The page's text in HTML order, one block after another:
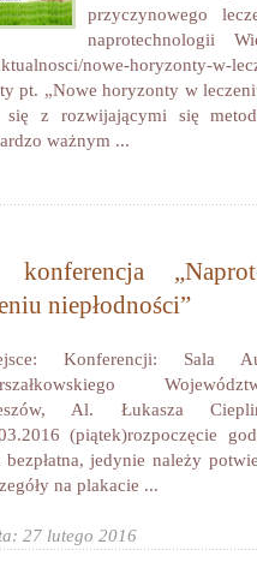
przyczynowego
naprotechnologii
nowe-horyzonty-w-
pt. „Nowe horyzonty w
się z rozwijającymi się
ważnym ...
konferencja
niepłodności”
Konferencji: Sala
Al. Łukasza
(piątek)rozpoczęcie
bezpłatna, jedynie należy
na plakacie ...
27 lutego 2016